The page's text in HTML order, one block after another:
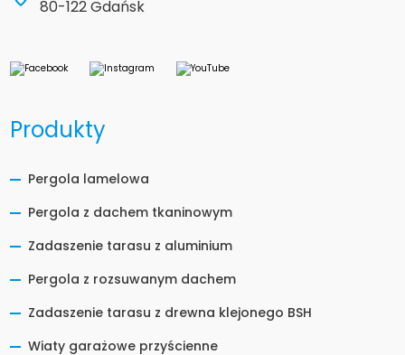
80-122 Gdańsk
Produkty
Pergola lamelowa
Pergola z dachem tkaninowym
Zadaszenie tarasu z aluminium
Pergola z rozsuwanym dachem
Zadaszenie tarasu z drewna klejonego BSH
Wiaty garażowe przyścienne